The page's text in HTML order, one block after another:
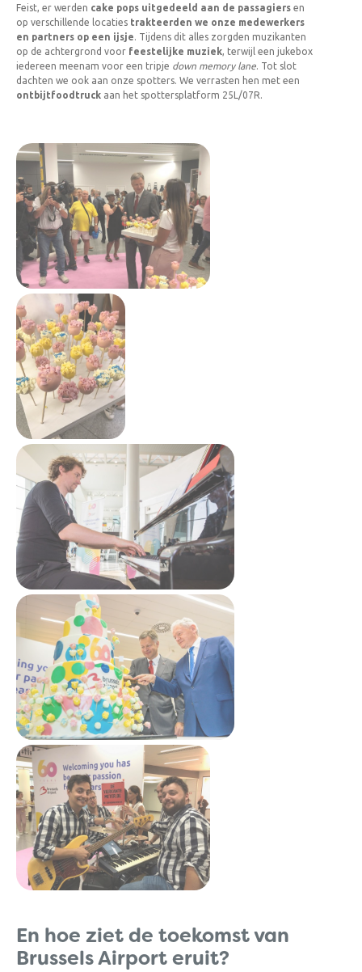
Feist, er werden cake pops uitgedeeld aan de passagiers en
op verschillende locaties trakteerden we onze medewerkers
en partners op een ijsje. Tijdens dit alles zorgden muzikanten
op de achtergrond voor feestelijke muziek, terwijl een jukebox
iedereen meenam voor een tripje down memory lane. Tot slot
dachten we ook aan onze spotters. We verrasten hen met een
ontbijtfoodtruck aan het spottersplatform 25L/07R.
En hoe ziet de toekomst van
Brussels Airport eruit?